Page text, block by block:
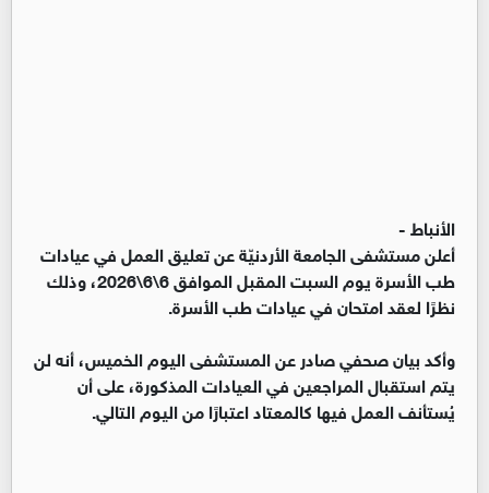
الأنباط -
أعلن مستشفى الجامعة الأردنيّة عن تعليق العمل في عيادات
طب الأسرة يوم السبت المقبل الموافق 6\6\2026، وذلك
نظرًا لعقد امتحان في عيادات طب الأسرة.
وأكد بيان صحفي صادر عن المستشفى اليوم الخميس، أنه لن
يتم استقبال المراجعين في العيادات المذكورة، على أن
يُستأنف العمل فيها كالمعتاد اعتبارًا من اليوم التالي.